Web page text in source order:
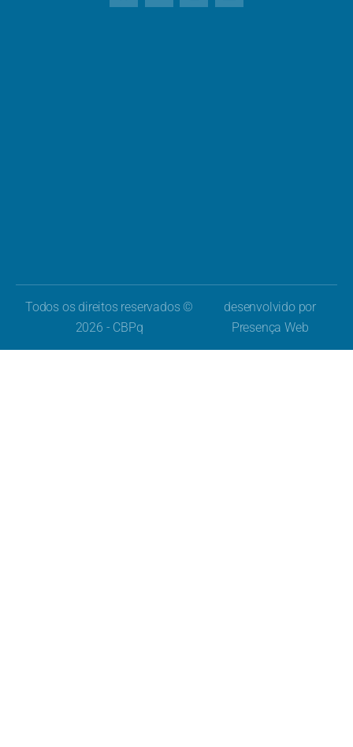
Todos os direitos reservados ©
2026 - CBPq
desenvolvido por
Presença Web